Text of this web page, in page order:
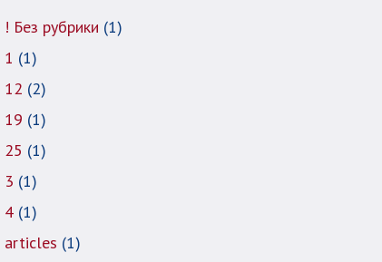
! Без рубрики (1)
1 (1)
12 (2)
19 (1)
25 (1)
3 (1)
4(1)
articles (1)